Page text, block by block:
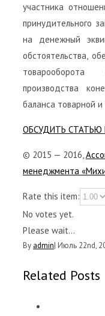
участника
принудительного
на денежный
обстоятельства,
производства
баланса товарной
ОБСУДИТЬ
© 2015 — 2016,
менеджмента
Rate this item:
No votes yet.
Please wait...
By admin| Июль 22nd,
Related Posts